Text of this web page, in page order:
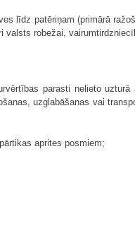
līdz patēriņam (primārā
valsts robežai,
parasti nelieto
uzglabāšanas vai
aprites posmiem;